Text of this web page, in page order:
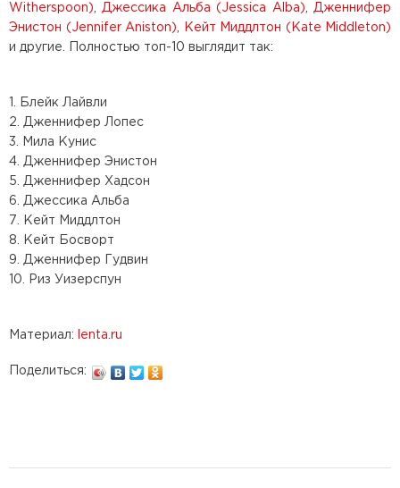
Witherspoon)
Джессика Альба (Jessica Alba)
Дженнифер
Энистон (Jennifer Aniston)
Кейт Миддлтон (Kate Middleton)
и другие. Полностью топ-10 выглядит так:
1. Блейк Лайвли
2. Дженнифер Лопес
3. Мила Кунис
4. Дженнифер Энистон
5. Дженнифер Хадсон
6. Джессика Альба
7. Кейт Миддлтон
8. Кейт Босворт
9. Дженнифер Гудвин
10. Риз Уизерспун
Материал: lenta.ru
Поделиться: